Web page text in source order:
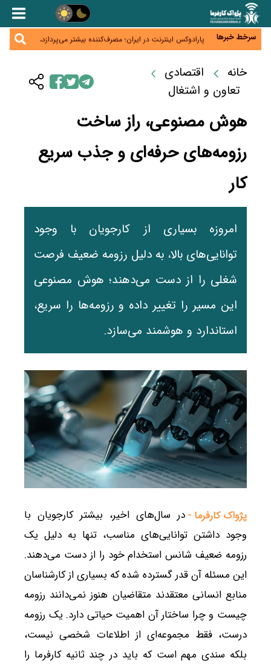
سرخط خبرها
زائران اربعین نگران ارز باقی‌مانده نباشند؛ خرید دینار در
جنگ کریدورها وارد فاز جدید شد؛ سرمایه‌گذاری ۳۴۵
میلیارد دلاری اوراسیا تا ۲۰۳۵
پارادوکس اینترنت در ایران؛ مصرف‌کننده بیشتر می‌پردازد،
شبکه کمتر توسعه می‌یابد
جدید سیاست‌های مالیاتی در حمایت از تولید
معمای تأمین ۸۰ همت معوقات بازنشستگان؛ بانک رفاه
وارد میدان شد
خانه
اقتصادی
تعاون و اشتغال
هوش مصنوعی، راز ساخت
رزومه‌های حرفه‌ای و جذب سریع
کار
امروزه بسیاری از کارجویان با وجود
توانایی‌های بالا، به دلیل رزومه ضعیف فرصت
شغلی را از دست می‌دهند؛ هوش مصنوعی
این مسیر را تغییر داده و رزومه‌ها را سریع،
استاندارد و هوشمند می‌سازد.
پژواک کارفرما - در سال‌های اخیر، بیشتر کارجویان با
وجود داشتن توانایی‌های مناسب، تنها به دلیل یک
رزومه ضعیف شانس استخدام خود را از دست می‌دهند.
این مسئله آن‌ قدر گسترده شده که بسیاری از کارشناسان
منابع انسانی معتقدند متقاضیان هنوز نمی‌دانند رزومه
چیست و چرا ساختار آن اهمیت حیاتی دارد. یک رزومه
درست، فقط مجموعه‌ای از اطلاعات شخصی نیست،
بلکه سندی مهم است که باید در چند ثانیه کارفرما را